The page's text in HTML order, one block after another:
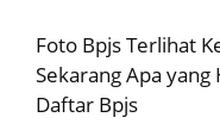
Foto Bpjs Terlihat
Sekarang Apa
Daftar Bpjs